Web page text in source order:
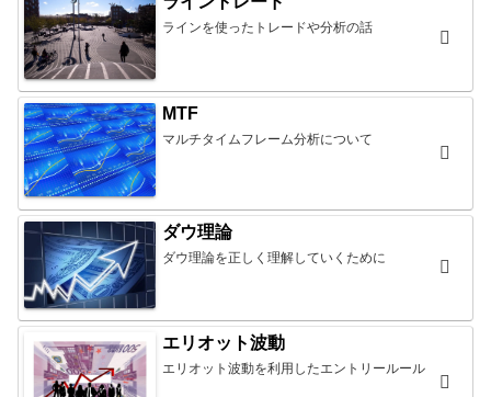
ラインを使ったトレードや分析の話
MTF
マルチタイムフレーム分析について
ダウ理論
ダウ理論を正しく理解していくために
エリオット波動
エリオット波動を利用したエントリールール